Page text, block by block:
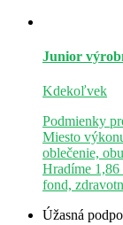
Junior
Kdekoľvek
Podmienky
Miesto
oblečenie,
Hradíme 1,86
fond,
Úžasná